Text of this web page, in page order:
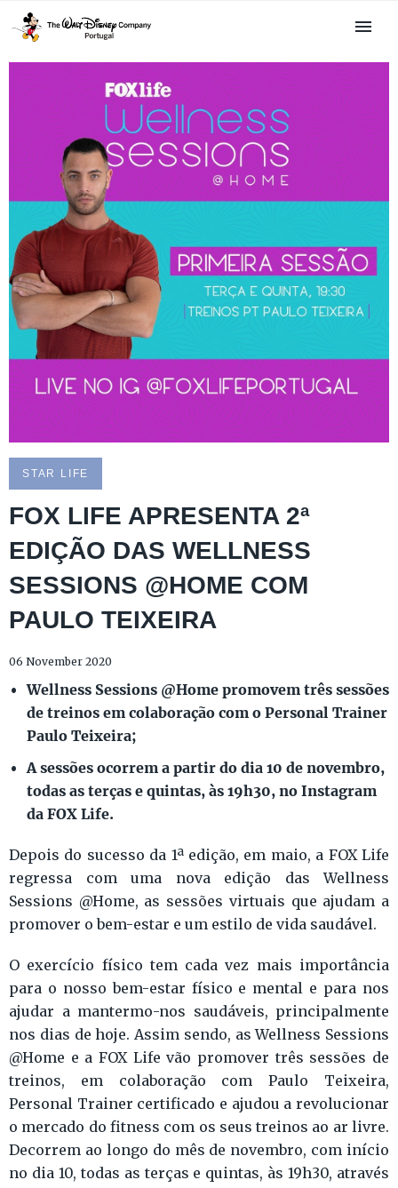
STAR LIFE
FOX LIFE APRESENTA 2ª
EDIÇÃO DAS WELLNESS
SESSIONS @HOME COM
PAULO TEIXEIRA
06 November 2020
Wellness Sessions @Home promovem três sessões
de treinos em colaboração com o Personal Trainer
Paulo Teixeira;
A sessões ocorrem a partir do dia 10 de novembro,
todas as terças e quintas, às 19h30, no Instagram
da FOX Life.
Depois do sucesso da 1ª edição, em maio, a FOX Life
regressa com uma nova edição das Wellness
Sessions @Home, as sessões virtuais que ajudam a
promover o bem-estar e um estilo de vida saudável.
O exercício físico tem cada vez mais importância
para o nosso bem-estar físico e mental e para nos
ajudar a mantermo-nos saudáveis, principalmente
nos dias de hoje. Assim sendo, as Wellness Sessions
@Home e a FOX Life vão promover três sessões de
treinos, em colaboração com Paulo Teixeira,
Personal Trainer certificado e ajudou a revolucionar
o mercado do fitness com os seus treinos ao ar livre.
Decorrem ao longo do mês de novembro, com início
no dia 10, todas as terças e quintas, às 19h30, através